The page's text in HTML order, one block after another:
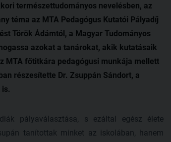
természettudományos nevelésben, az
téma az MTA Pedagógus Kutatói Pályadíj
Török Ádámtól, a Magyar Tudományos
azokat a tanárokat, akik kutatásaik
MTA főtitkára pedagógusi munkája mellett
részesítette Dr. Zsuppán Sándort, a
pályaválasztása, s ezáltal egész élete
tanítottak minket az iskolában, hanem